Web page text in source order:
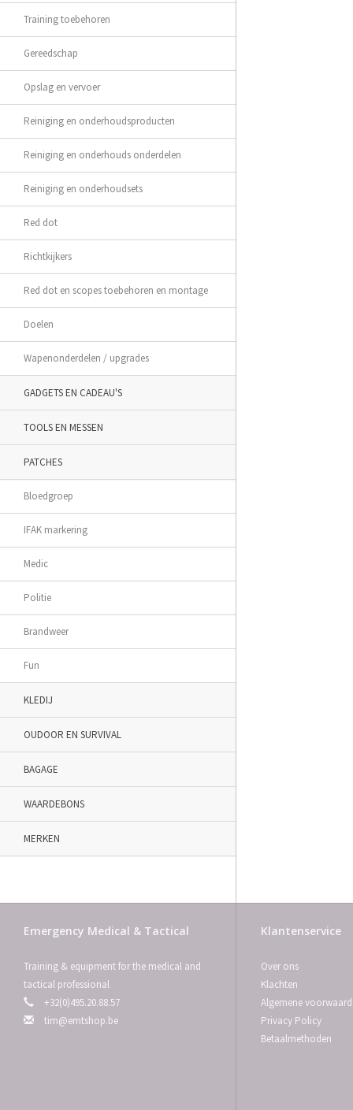
Training toebehoren
Gereedschap
Opslag en vervoer
Reiniging en onderhoudsproducten
Reiniging en onderhouds onderdelen
Reiniging en onderhoudsets
Red dot
Richtkijkers
Red dot en scopes toebehoren en montage
Doelen
Wapenonderdelen / upgrades
GADGETS EN CADEAU'S
TOOLS EN MESSEN
PATCHES
Bloedgroep
IFAK markering
Medic
Politie
Brandweer
Fun
KLEDIJ
OUDOOR EN SURVIVAL
BAGAGE
WAARDEBONS
MERKEN
Emergency Medical & Tactical
Training & equipment for the medical and
tactical professional
+32(0)495.20.88.57
tim@emtshop.be
Klantenservice
Over ons
Klachten
Algemene
Privacy Policy
Betaalmethoden